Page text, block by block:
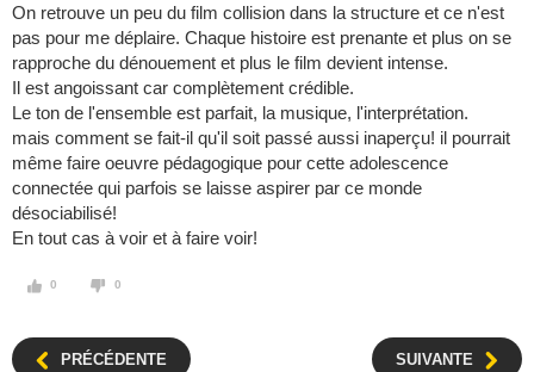
On retrouve un peu du film collision dans la structure et ce n'est
pas pour me déplaire. Chaque histoire est prenante et plus on se
rapproche du dénouement et plus le film devient intense.
Il est angoissant car complètement crédible.
Le ton de l'ensemble est parfait, la musique, l'interprétation.
mais comment se fait-il qu'il soit passé aussi inaperçu! il pourrait
même faire oeuvre pédagogique pour cette adolescence
connectée qui parfois se laisse aspirer par ce monde
désociabilisé!
En tout cas à voir et à faire voir!
0 0
PRÉCÉDENTE SUIVANTE